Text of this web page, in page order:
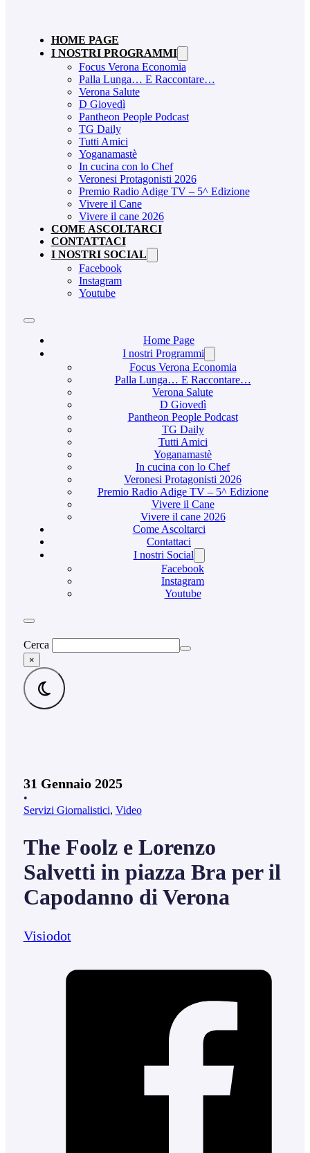
HOME PAGE
I NOSTRI PROGRAMMI
Focus Verona Economia
Palla Lunga… E Raccontare…
Verona Salute
D Giovedì
Pantheon People Podcast
TG Daily
Tutti Amici
Yoganamastè
In cucina con lo Chef
Veronesi Protagonisti 2026
Premio Radio Adige TV – 5^ Edizione
Vivere il Cane
Vivere il cane 2026
COME ASCOLTARCI
CONTATTACI
I NOSTRI SOCIAL
Facebook
Instagram
Youtube
Home Page
I nostri Programmi
Focus Verona Economia
Palla Lunga… E Raccontare…
Verona Salute
D Giovedì
Pantheon People Podcast
TG Daily
Tutti Amici
Yoganamastè
In cucina con lo Chef
Veronesi Protagonisti 2026
Premio Radio Adige TV – 5^ Edizione
Vivere il Cane
Vivere il cane 2026
Come Ascoltarci
Contattaci
I nostri Social
Facebook
Instagram
Youtube
Cerca
×
31 Gennaio 2025
•
Servizi Giornalistici, Video
The Foolz e Lorenzo
Salvetti in piazza Bra per il
Capodanno di Verona
Visiodot